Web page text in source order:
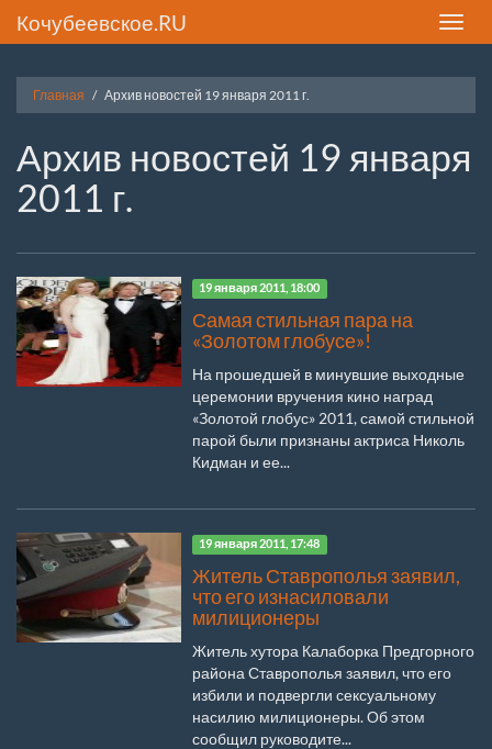
Toggle
Кочубеевское.RU
Главная Архив новостей 19 января 2011 г.
Архив новостей 19 января
2011 г.
19 января 2011, 18:00
Самая стильная пара на
«Золотом глобусе»!
На прошедшей в минувшие выходные
церемонии вручения кино наград
«Золотой глобус» 2011, самой стильной
парой были признаны актриса Николь
Кидман и ее...
19 января 2011, 17:48
Житель Ставрополья заявил,
что его изнасиловали
милиционеры
Житель хутора Калаборка Предгорного
района Ставрополья заявил, что его
избили и подвергли сексуальному
насилию милиционеры. Об этом
сообщил руководите...